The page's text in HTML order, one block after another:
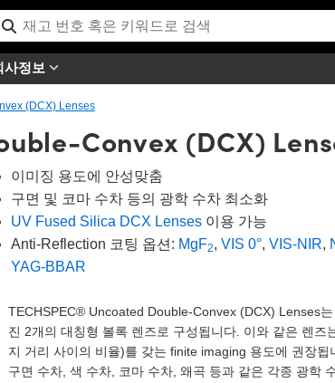
사정보
(DCX) Lenses
Convex (DCX)
이미징 용도에 안성맞춤
구면 및 코마 수차 등의 광학 수차 최소화
UV Fused Silica DCX Lenses 이용 가능
Anti-Reflection 코팅 옵션: MgF2, VIS 0°, VIS-NIR,
YAG-BBAR
TECHSPEC® Uncoated Double-Convex (DCX) Lenses
진 2개의 대칭형 볼록 렌즈로 구성됩니다. 이와 같은 렌
지 거리 사이의 비율)를 갖는 finite imaging 용도에 권장
구면 수차, 색 수차, 코마 수차, 왜곡 등과 같은 각종 광학